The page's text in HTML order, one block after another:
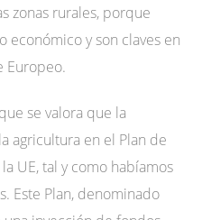
zonas rurales, porque
económico y son claves en
Europeo.
se valora que la
agricultura en el Plan de
UE, tal y como habíamos
Este Plan, denominado